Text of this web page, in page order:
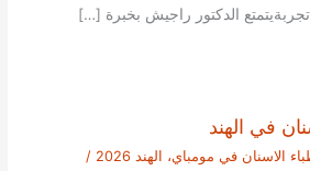
تجربةيتمتع الدكتور راجيش بخبرة […]
في الهند
الاسنان في مومباي، الهند 2026
/